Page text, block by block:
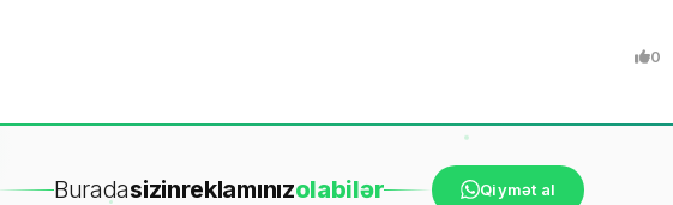
0
Buradasizinreklamınızolabilər Qiymət al